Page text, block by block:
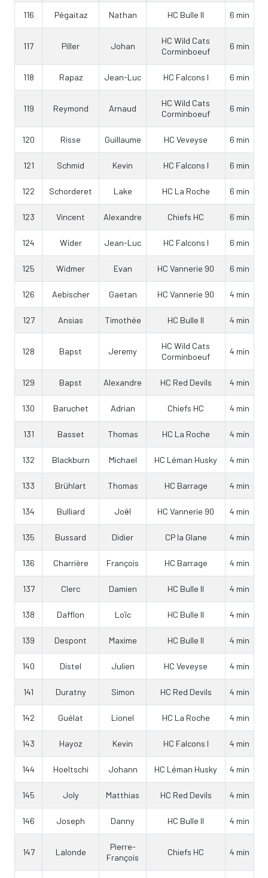
116 Pégaitaz Nathan HC Bulle II 6 min
117 Piller Johan
HC Wild Cats
Corminboeuf
6 min
118 Rapaz Jean-Luc HC Falcons I 6 min
119 Reymond Arnaud
HC Wild Cats
Corminboeuf
6 min
120 Risse Guillaume HC Veveyse 6 min
121 Schmid Kevin HC Falcons I 6 min
122 Schorderet Lake HC La Roche 6 min
123 Vincent Alexandre Chiefs HC 6 min
124 Wider Jean-Luc HC Falcons I 6 min
125 Widmer Evan HC Vannerie 90 6 min
126 Aebischer Gaetan HC Vannerie 90 4 min
127 Ansias Timothée HC Bulle II 4 min
128 Bapst Jeremy
HC Wild Cats
Corminboeuf
4 min
129 Bapst Alexandre HC Red Devils 4 min
130 Baruchet Adrian Chiefs HC 4 min
131 Basset Thomas HC La Roche 4 min
132 Blackburn Michael HC Léman Husky 4 min
133 Brühlart Thomas HC Barrage 4 min
134 Bulliard Joël HC Vannerie 90 4 min
135 Bussard Didier CP la Glane 4 min
136 Charrière François HC Barrage 4 min
137 Clerc Damien HC Bulle II 4 min
138 Dafflon Loïc HC Bulle II 4 min
139 Despont Maxime HC Bulle II 4 min
140 Distel Julien HC Veveyse 4 min
141 Duratny Simon HC Red Devils 4 min
142 Guélat Lionel HC La Roche 4 min
143 Hayoz Kevin HC Falcons I 4 min
144 Hoeltschi Johann HC Léman Husky 4 min
145 Joly Matthias HC Red Devils 4 min
146 Joseph Danny HC Bulle II 4 min
147 Lalonde
Pierre-
François
Chiefs HC 4 min